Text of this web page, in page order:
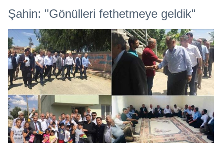
Şahin: "Gönülleri fethetmeye geldik"